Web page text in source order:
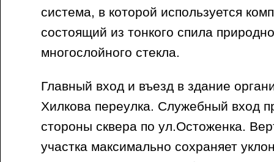
система, в которой используется
состоящий из тонкого спила
многослойного стекла.
Главный вход и въезд в здание
Хилкова переулка. Служебный вход
стороны сквера по ул.Остоженка.
участка максимально сохраняет